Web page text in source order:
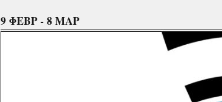
9 ΦΕΒΡ - 8 ΜΑΡ